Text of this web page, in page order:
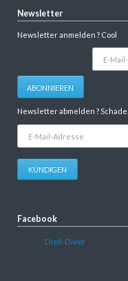
Newsletter
Newsletter anmelden ? Cool
Adresse
ABONNIEREN
Newsletter abmelden ? Schade...
Adresse
KÜNDIGEN
Facebook
Dieli-Diver